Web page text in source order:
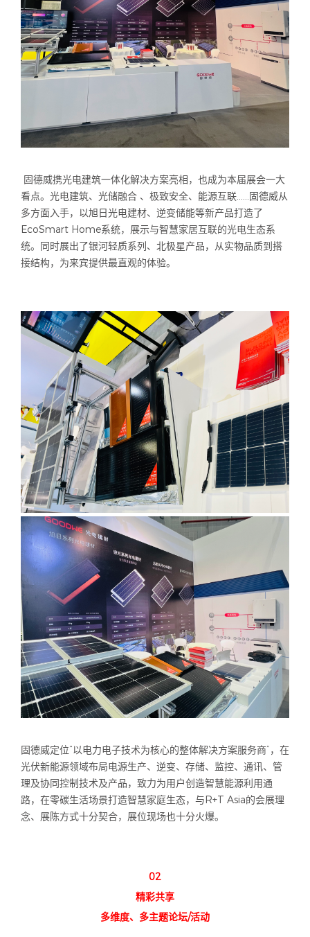
固德威携光电建筑一体化解决方案亮相，也成为本届展会一大
看点。光电建筑、光储融合 、极致安全、能源互联……固德威从
多方面入手，以旭日光电建材、逆变储能等新产品打造了
EcoSmart Home系统，展示与智慧家居互联的光电生态系
统。同时展出了银河轻质系列、北极星产品，从实物品质到搭
接结构，为来宾提供最直观的体验。
固德威定位“以电力电子技术为核心的整体解决方案服务商”，在
光伏新能源领域布局电源生产、逆变、存储、监控、通讯、管
理及协同控制技术及产品，致力为用户创造智慧能源利用通
路，在零碳生活场景打造智慧家庭生态，与R+T Asia的会展理
念、展陈方式十分契合，展位现场也十分火爆。
02
精彩共享
多维度、多主题论坛/活动